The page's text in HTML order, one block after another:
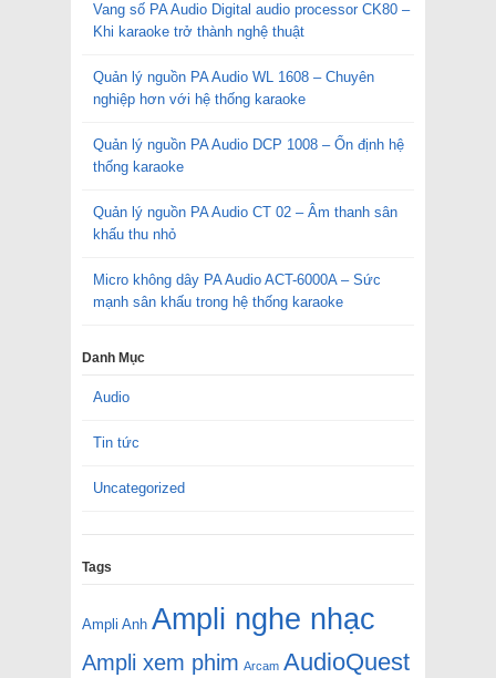
Vang số PA Audio Digital audio processor CK80 –
Khi karaoke trở thành nghệ thuật
Quản lý nguồn PA Audio WL 1608 – Chuyên
nghiệp hơn với hệ thống karaoke
Quản lý nguồn PA Audio DCP 1008 – Ổn định hệ
thống karaoke
Quản lý nguồn PA Audio CT 02 – Âm thanh sân
khấu thu nhỏ
Micro không dây PA Audio ACT-6000A – Sức
mạnh sân khấu trong hệ thống karaoke
Danh Mục
Audio
Tin tức
Uncategorized
Tags
Ampli Anh Ampli nghe nhạc
Ampli xem phim Arcam AudioQuest